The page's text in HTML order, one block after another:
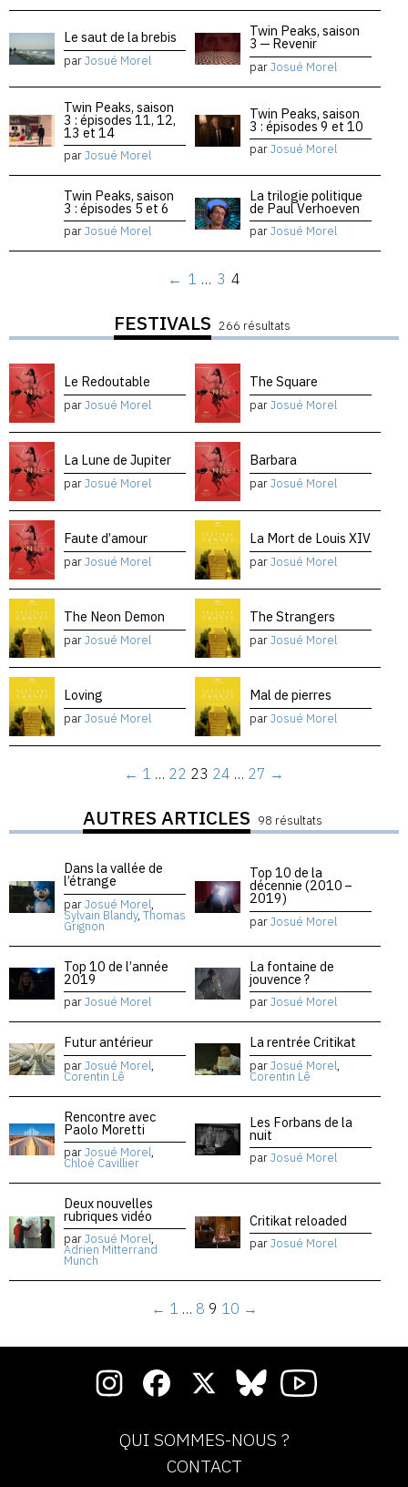
Le saut de la brebis
parJosué Morel
Twin Peaks, saison
3 — Revenir
parJosué Morel
Twin Peaks, saison
3 : épisodes 11, 12,
13 et 14
parJosué Morel
Twin Peaks, saison
3 : épisodes 9 et 10
parJosué Morel
Twin Peaks, saison
3 : épisodes 5 et 6
parJosué Morel
La trilogie politique
de Paul Verhoeven
parJosué Morel
← 1 … 3 4
FESTIVALS 266 résultats
Le Redoutable
parJosué Morel
The Square
parJosué Morel
La Lune de Jupiter
parJosué Morel
Barbara
parJosué Morel
Faute d’amour
parJosué Morel
La Mort de Louis XIV
parJosué Morel
The Neon Demon
parJosué Morel
The Strangers
parJosué Morel
Loving
parJosué Morel
Mal de pierres
parJosué Morel
← 1 … 22 23 24 … 27 →
AUTRES ARTICLES 98 résultats
Dans la vallée de
l’étrange
parJosué Morel,
Sylvain Blandy, Thomas
Grignon
Top 10 de la
décennie (2010 –
2019)
parJosué Morel
Top 10 de l’année
2019
parJosué Morel
La fontaine de
jouvence ?
parJosué Morel
Futur antérieur
parJosué Morel,
Corentin Lê
La rentrée Critikat
parJosué Morel,
Corentin Lê
Rencontre avec
Paolo Moretti
parJosué Morel,
Chloé Cavillier
Les Forbans de la
nuit
parJosué Morel
Deux nouvelles
rubriques vidéo
parJosué Morel,
Adrien Mitterrand
Munch
Critikat reloaded
parJosué Morel
← 1 … 8 9 10 →
QUI SOMMES-NOUS ?
CONTACT